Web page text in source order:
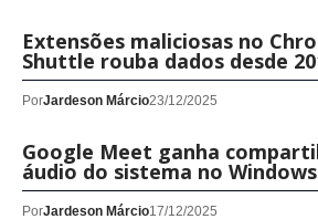
Extensões maliciosas no
Shuttle rouba dados desde
PorJardeson Márcio23/12/2025
Google Meet ganha
áudio do sistema no Windows
PorJardeson Márcio17/12/2025